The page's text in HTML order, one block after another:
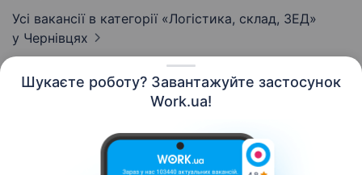
Шукаєте роботу? Завантажуйте застосунок
Work.ua!
Усі вакансії в категорії «Логістика, склад, ЗЕД»
у Чернівцях